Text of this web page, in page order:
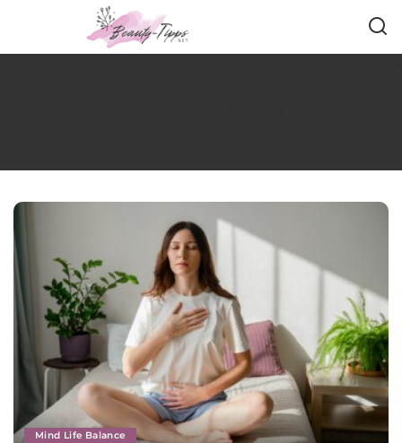
Mind Life Balance